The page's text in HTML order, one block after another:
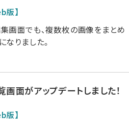
版】
画面でも、複数枚の画像をまとめ
なりました。
面がアップデートしました！
版】